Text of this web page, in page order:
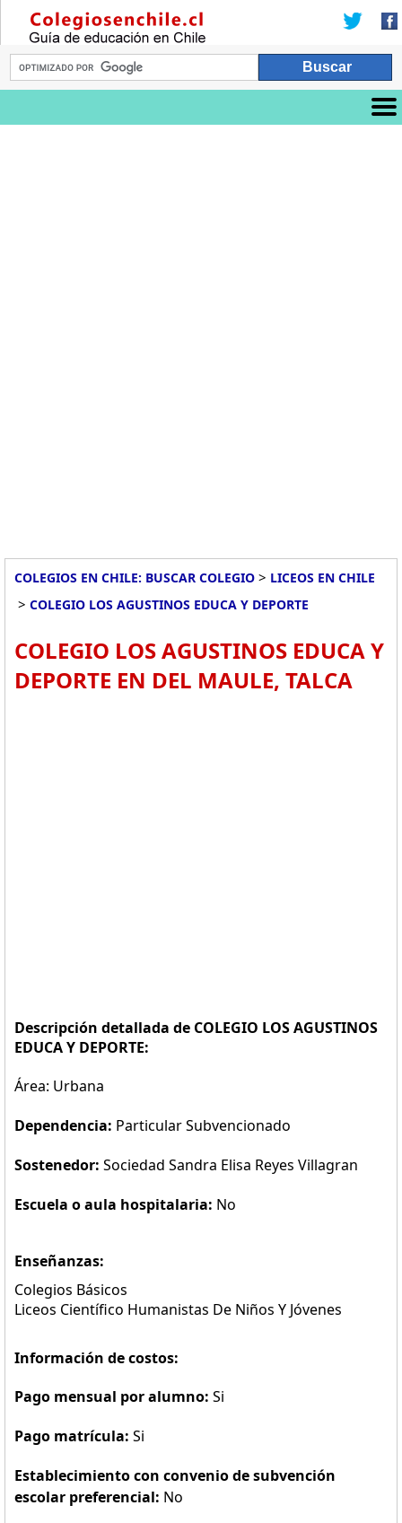
COLEGIOS EN CHILE: BUSCAR COLEGIO > LICEOS EN CHILE
> COLEGIO LOS AGUSTINOS EDUCA Y DEPORTE
COLEGIO LOS AGUSTINOS EDUCA Y
DEPORTE EN DEL MAULE, TALCA
Descripción detallada de COLEGIO LOS AGUSTINOS
EDUCA Y DEPORTE:
Área: Urbana
Dependencia: Particular Subvencionado
Sostenedor: Sociedad Sandra Elisa Reyes Villagran
Escuela o aula hospitalaria: No
Enseñanzas:
Colegios Básicos
Liceos Científico Humanistas De Niños Y Jóvenes
Información de costos:
Pago mensual por alumno: Si
Pago matrícula: Si
Establecimiento con convenio de subvención
escolar preferencial: No